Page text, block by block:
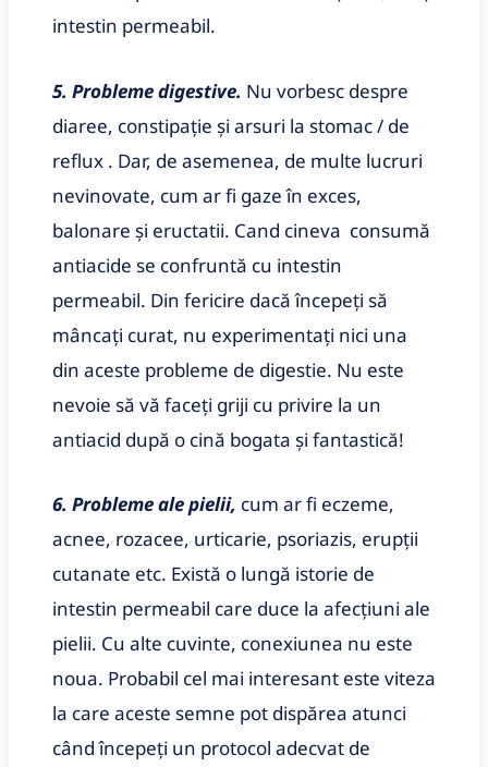
intestin permeabil.
5. Probleme digestive. Nu vorbesc despre
diaree, constipație și arsuri la stomac / de
reflux . Dar, de asemenea, de multe lucruri
nevinovate, cum ar fi gaze în exces,
balonare și eructatii. Cand cineva consumă
antiacide se confruntă cu intestin
permeabil. Din fericire dacă începeți să
mâncați curat, nu experimentați nici una
din aceste probleme de digestie. Nu este
nevoie să vă faceți griji cu privire la un
antiacid după o cină bogata și fantastică!
6. Probleme ale pielii, cum ar fi eczeme,
acnee, rozacee, urticarie, psoriazis, erupții
cutanate etc. Există o lungă istorie de
intestin permeabil care duce la afecțiuni ale
pielii. Cu alte cuvinte, conexiunea nu este
noua. Probabil cel mai interesant este viteza
la care aceste semne pot dispărea atunci
când începeți un protocol adecvat de